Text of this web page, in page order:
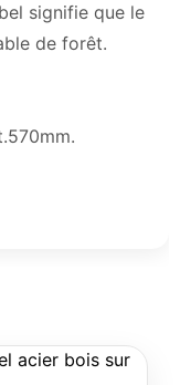
signifie que le
de forêt.